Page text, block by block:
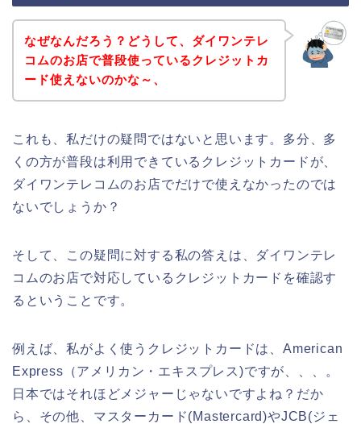
なぜなんだろう？どうして、ダイワンテレ
コムのお店で普段使っているクレジットカ
ード使えないのかな～、
これも、私だけの疑問ではないと思います。多分、多
くの方が普段は利用できているクレジットカードが、
ダイワンテレコムのお店でだけで使えなかったのでは
ないでしょうか？
そして、この疑問に対する私の答えは、ダイワンテレ
コムのお店で対応しているクレジットカードを確認す
るということです。
例えば、私がよく使うクレジットカードは、American
Express（アメリカン・エキスプレス)ですが、、、。
日本ではそれほどメジャーじゃないですよね？だか
ら、その他、マスターカード(Mastercard)やJCB(ジェ